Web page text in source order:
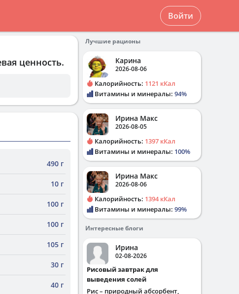
Войти
ценность.
490 г
10 г
100 г
100 г
105 г
30 г
40 г
Лучшие рационы
Карина
2026-08-06
Калорийность: 1121 кКал
Витамины и минералы: 94%
Ирина Макс
2026-08-05
Калорийность: 1397 кКал
Витамины и минералы: 100%
Ирина Макс
2026-08-06
Калорийность: 1394 кКал
Витамины и минералы: 99%
Интересные блоги
Ирина
02-08-2026
Рисовый завтрак для
выведения солей
Рис – природный абсорбент,